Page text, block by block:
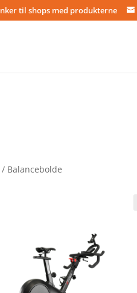
til shops med produkterne
/ Balancebolde